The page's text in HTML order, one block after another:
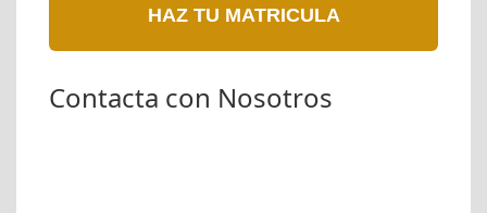
HAZ TU MATRICULA
Contacta con Nosotros